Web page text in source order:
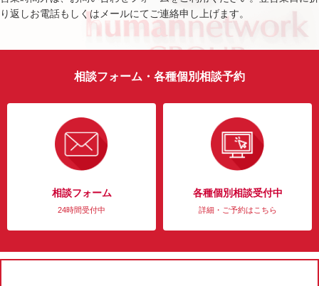
り返しお電話もしくはメールにてご連絡申し上げます。
相談フォーム・各種個別相談予約
相談フォーム
24時間受付中
各種個別相談受付中
詳細・ご予約はこちら